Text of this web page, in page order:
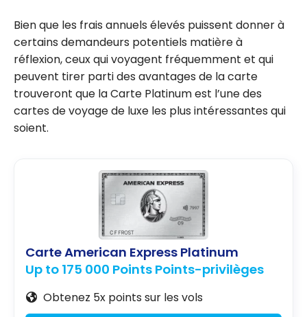
Bien que les frais annuels élevés puissent donner à
certains demandeurs potentiels matière à
réflexion, ceux qui voyagent fréquemment et qui
peuvent tirer parti des avantages de la carte
trouveront que la Carte Platinum est l’une des
cartes de voyage de luxe les plus intéressantes qui
soient.
Carte American Express Platinum
Up to 175 000 Points Points-privilèges
Obtenez 5x points sur les vols